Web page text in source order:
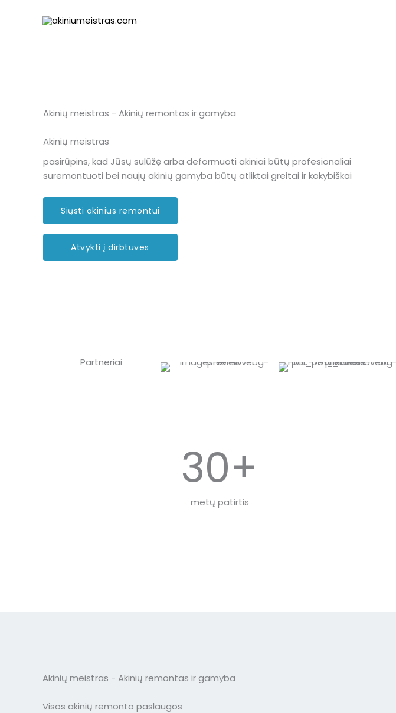
Akinių meistras - Akinių remontas ir gamyba
Akinių meistras
pasirūpins, kad Jūsų sulūžę arba deformuoti akiniai būtų profesionaliai
suremontuoti bei naujų akinių gamyba būtų atliktai greitai ir kokybiškai
Siųsti akinius remontui
Atvykti į dirbtuves
Partneriai
30+
metų patirtis
Akinių meistras - Akinių remontas ir gamyba
Visos akinių remonto paslaugos